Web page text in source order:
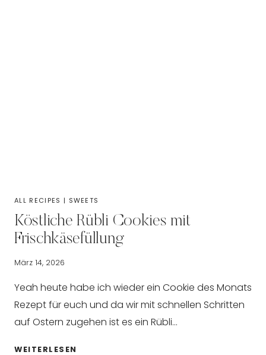
ALL RECIPES | SWEETS
Köstliche Rübli Cookies mit
Frischkäsefüllung
März 14, 2026
Yeah heute habe ich wieder ein Cookie des Monats
Rezept für euch und da wir mit schnellen Schritten
auf Ostern zugehen ist es ein Rübli…
WEITERLESEN